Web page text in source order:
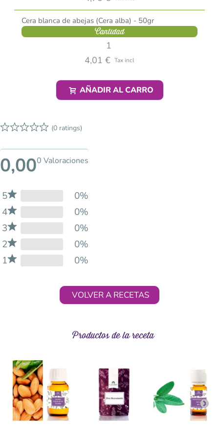
Cera blanca de abejas (Cera alba) - 50gr
Cantidad
4,01 € Tax incl
AÑADIR AL CARRO
(0 ratings)
0,000 Valoraciones
5
0%
4
0%
3
0%
2
0%
1
0%
VOLVER A RECETAS
Productos de la receta